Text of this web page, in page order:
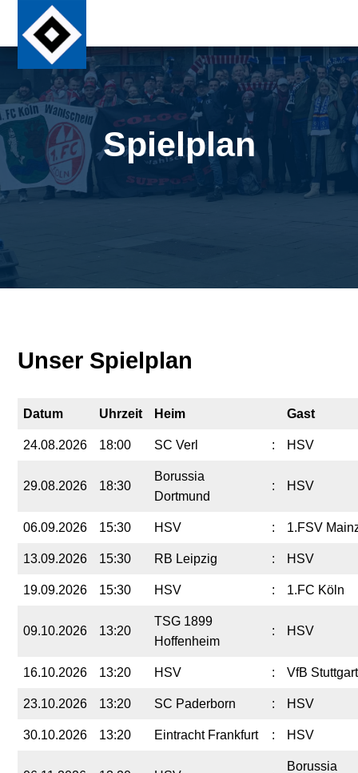
Spielplan
Unser Spielplan
Datum Uhrzeit Heim Gast
24.08.2026 18:00 SC Verl : HSV
29.08.2026 18:30
Borussia
Dortmund
: HSV
06.09.2026 15:30 HSV : 1.FSV
13.09.2026 15:30 RB Leipzig : HSV
19.09.2026 15:30 HSV : 1.FC Köln
09.10.2026 13:20
TSG 1899
Hoffenheim
: HSV
16.10.2026 13:20 HSV : VfB Stuttgart
23.10.2026 13:20 SC Paderborn : HSV
30.10.2026 13:20 Eintracht Frankfurt : HSV
Borussia